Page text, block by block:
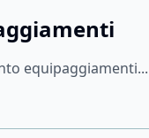
equipaggiamenti...